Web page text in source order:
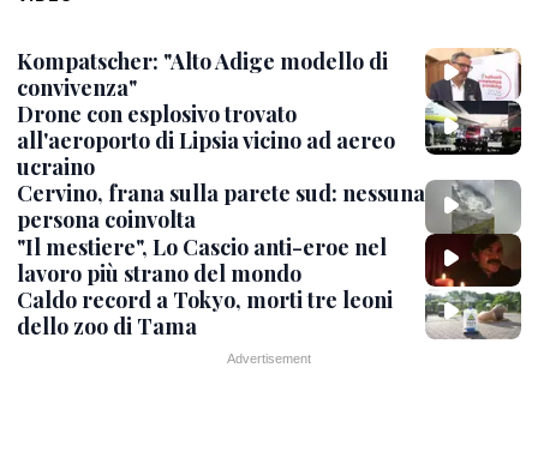
Kompatscher: "Alto Adige modello di
convivenza"
Drone con esplosivo trovato
all'aeroporto di Lipsia vicino ad aereo
ucraino
Cervino, frana sulla parete sud: nessuna
persona coinvolta
"Il mestiere", Lo Cascio anti-eroe nel
lavoro più strano del mondo
Caldo record a Tokyo, morti tre leoni
dello zoo di Tama